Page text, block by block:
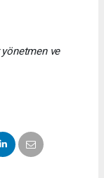
ve